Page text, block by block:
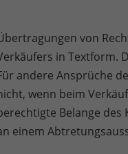
von
in Textform.
andere Ansprüche
wenn beim
Belange des
einem